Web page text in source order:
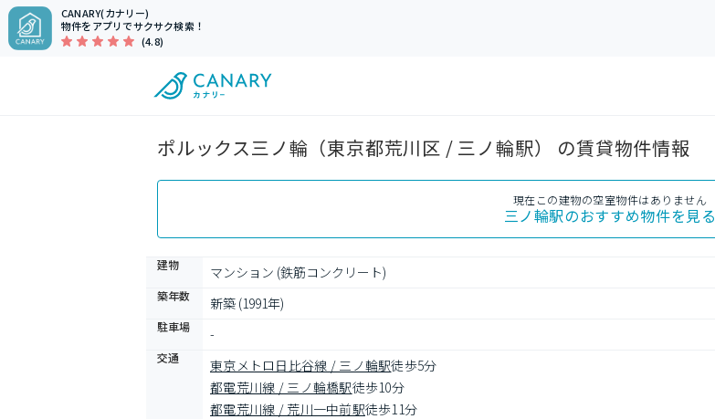
CANARY(カナリー)
物件をアプリでサクサク検索！
(4.8)
ポルックス三ノ輪（東京都荒川区 / 三ノ輪駅） の賃貸物件情報
現在この建物の空室物件はありません
三ノ輪駅のおすすめ物件を見る
建物 マンション (鉄筋コンクリート)
築年数 新築 (1991年)
駐車場 -
交通 東京メトロ日比谷線 / 三ノ輪駅徒歩5分
都電荒川線 / 三ノ輪橋駅徒歩10分
都電荒川線 / 荒川一中前駅徒歩11分